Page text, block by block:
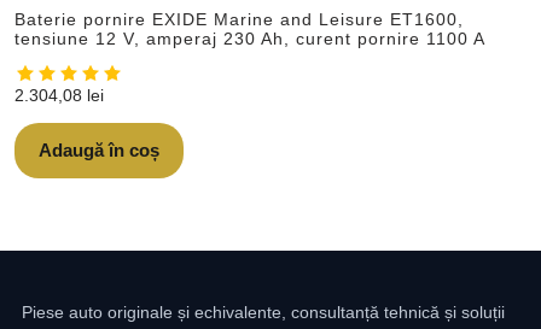
Baterie pornire EXIDE Marine and Leisure ET1600,
tensiune 12 V, amperaj 230 Ah, curent pornire 1100 A
2.304,08 lei
Adaugă în coș
Piese auto originale și echivalente, consultanță tehnică și soluții